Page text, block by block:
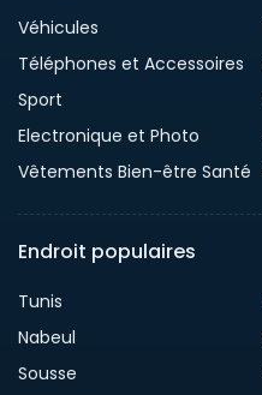
Véhicules
Téléphones et Accessoires
Sport
Electronique et Photo
Vêtements Bien-être Santé
Endroit populaires
Tunis
Nabeul
Sousse